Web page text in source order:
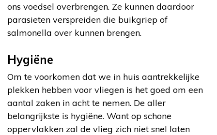
ons voedsel overbrengen. Ze kunnen daardoor
parasieten verspreiden die buikgriep of
salmonella over kunnen brengen.
Hygiëne
Om te voorkomen dat we in huis aantrekkelijke
plekken hebben voor vliegen is het goed om een
aantal zaken in acht te nemen. De aller
belangrijkste is hygiëne. Want op schone
oppervlakken zal de vlieg zich niet snel laten